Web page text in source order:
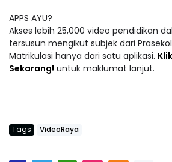
APPS AYU?
Akses lebih 25,000 video pendidikan
tersusun mengikut subjek dari
Matrikulasi hanya dari satu aplikasi.
Sekarang! untuk maklumat lanjut.
Tags VideoRaya